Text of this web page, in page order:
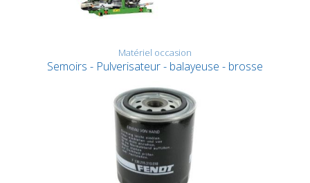
Matériel occasion
Semoirs - Pulverisateur - balayeuse - brosse